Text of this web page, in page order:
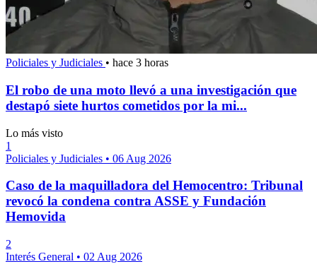
Policiales y Judiciales • hace 3 horas
El robo de una moto llevó a una investigación que
destapó siete hurtos cometidos por la mi...
Lo más visto
1
Policiales y Judiciales • 06 Aug 2026
Caso de la maquilladora del Hemocentro: Tribunal
revocó la condena contra ASSE y Fundación
Hemovida
2
Interés General • 02 Aug 2026